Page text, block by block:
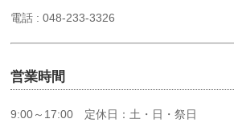
電話 : 048-233-3326
営業時間
9:00～17:00 定休日：土・日・祭日